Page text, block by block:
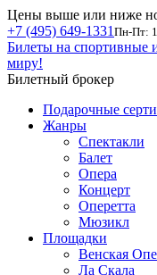
Цены выше или ниже
+7 (495) 649-1331 Пн-Пт:
Билеты на спортивные
миру!
Билетный брокер
Подарочные
Жанры
Спектакли
Балет
Опера
Концерт
Оперетта
Мюзикл
Площадки
Венская
Ла Скала